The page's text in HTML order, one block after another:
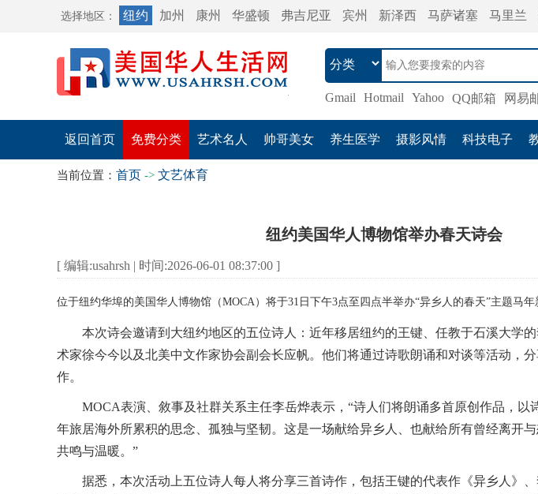
选择地区： 纽约 加州 康州 华盛顿 弗吉尼亚 宾州 新泽西 马萨诸塞 马里兰
Gmail Hotmail Yahoo QQ邮箱 网易
返回首页 免费分类 艺术名人 帅哥美女 养生医学 摄影风情 科技电子
当前位置： 首页 -> 文艺体育
纽约美国华人博物馆举办春天诗会
[ 编辑:usahrsh | 时间:2026-06-01 08:37:00 ]
位于纽约华埠的美国华人博物馆（MOCA）将于31日下午3点至四点半举办“异乡人的春天”主题马年
本次诗会邀请到大纽约地区的五位诗人：近年移居纽约的王键、任教于石溪大学
术家徐今今以及北美中文作家协会副会长应帆。他们将通过诗歌朗诵和对谈等活动，
作。
MOCA表演、敘事及社群关系主任李岳烨表示，“诗人们将朗诵多首原创作品，
年旅居海外所累积的思念、孤独与坚韧。这是一场献给异乡人、也献给所有曾经离开
共鸣与温暖。”
据悉，本次活动上五位诗人每人将分享三首诗作，包括王键的代表作《异乡人》